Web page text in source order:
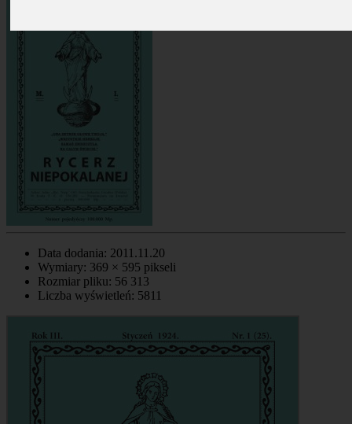
Data dodania: 2011.11.20
Wymiary: 369 × 595 pikseli
Rozmiar pliku: 56 313
Liczba wyświetleń: 5811